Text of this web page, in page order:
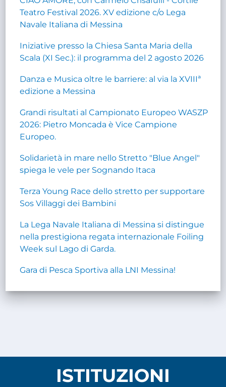
Teatro Festival 2026. XV edizione c/o Lega
Navale Italiana di Messina
Iniziative presso la Chiesa Santa Maria della
Scala (XI Sec.): il programma del 2 agosto 2026
Danza e Musica oltre le barriere: al via la XVIIIª
edizione a Messina
Grandi risultati al Campionato Europeo WASZP
2026: Pietro Moncada è Vice Campione
Europeo.
Solidarietà in mare nello Stretto "Blue Angel"
spiega le vele per Sognando Itaca
Terza Young Race dello stretto per supportare
Sos Villaggi dei Bambini
La Lega Navale Italiana di Messina si distingue
nella prestigiona regata internazionale Foiling
Week sul Lago di Garda.
Gara di Pesca Sportiva alla LNI Messina!
ISTITUZIONI